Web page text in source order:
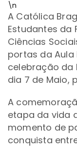
\n
A Católica
Estudantes da
Ciências
portas da
celebração da
dia 7 de Maio,
A
etapa da vida
momento de
conquista